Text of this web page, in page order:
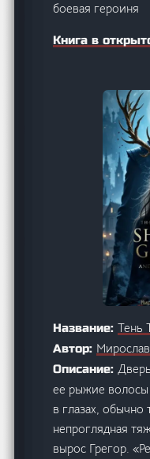
боевая героиня
Книга в
Название:Тень
Автор:
Описание:
ее рыжие
в глазах, обычно
непроглядная
вырос Грегор.